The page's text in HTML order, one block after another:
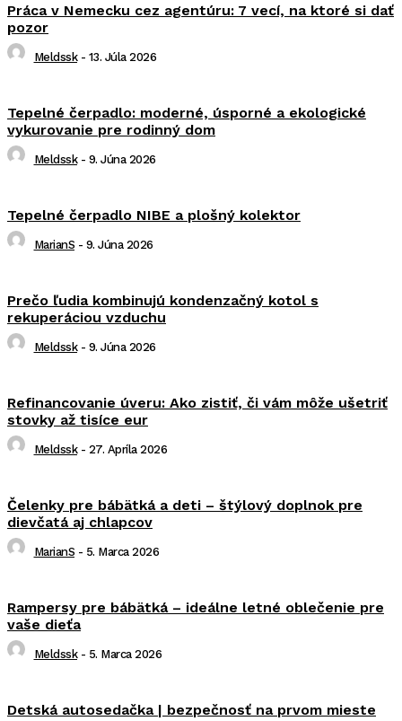
Práca v Nemecku cez agentúru: 7 vecí, na ktoré si dať
pozor
Meldssk - 13. Júla 2026
Tepelné čerpadlo: moderné, úsporné a ekologické
vykurovanie pre rodinný dom
Meldssk - 9. Júna 2026
Tepelné čerpadlo NIBE a plošný kolektor
MarianS - 9. Júna 2026
Prečo ľudia kombinujú kondenzačný kotol s
rekuperáciou vzduchu
Meldssk - 9. Júna 2026
Refinancovanie úveru: Ako zistiť, či vám môže ušetriť
stovky až tisíce eur
Meldssk - 27. Apríla 2026
Čelenky pre bábätká a deti – štýlový doplnok pre
dievčatá aj chlapcov
MarianS - 5. Marca 2026
Rampersy pre bábätká – ideálne letné oblečenie pre
vaše dieťa
Meldssk - 5. Marca 2026
Detská autosedačka | bezpečnosť na prvom mieste